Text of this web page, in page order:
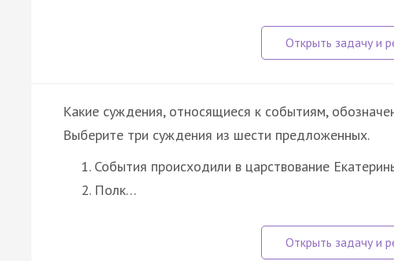
Какие суждения, относящиеся к событиям,
Выберите три суждения из шести предложенных.
События происходили в царствование
Полк…